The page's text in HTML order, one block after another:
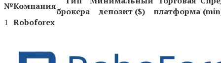
№Компанияброкера
депозит ($)
платформа
1 Roboforex